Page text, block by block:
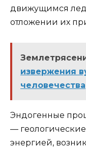
движущимся
отложении их
извержения
человечества
Эндогенные
—
энергией,